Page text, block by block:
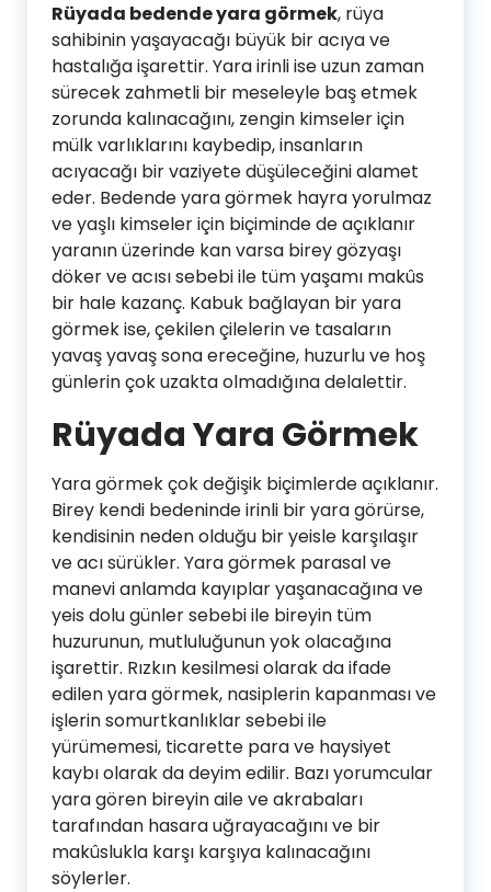
Rüyada bedende yara görmek, rüya
sahibinin yaşayacağı büyük bir acıya ve
hastalığa işarettir. Yara irinli ise uzun zaman
sürecek zahmetli bir meseleyle baş etmek
zorunda kalınacağını, zengin kimseler için
mülk varlıklarını kaybedip, insanların
acıyacağı bir vaziyete düşüleceğini alamet
eder. Bedende yara görmek hayra yorulmaz
ve yaşlı kimseler için biçiminde de açıklanır
yaranın üzerinde kan varsa birey gözyaşı
döker ve acısı sebebi ile tüm yaşamı makûs
bir hale kazanç. Kabuk bağlayan bir yara
görmek ise, çekilen çilelerin ve tasaların
yavaş yavaş sona ereceğine, huzurlu ve hoş
günlerin çok uzakta olmadığına delalettir.
Rüyada Yara Görmek
Yara görmek çok değişik biçimlerde açıklanır.
Birey kendi bedeninde irinli bir yara görürse,
kendisinin neden olduğu bir yeisle karşılaşır
ve acı sürükler. Yara görmek parasal ve
manevi anlamda kayıplar yaşanacağına ve
yeis dolu günler sebebi ile bireyin tüm
huzurunun, mutluluğunun yok olacağına
işarettir. Rızkın kesilmesi olarak da ifade
edilen yara görmek, nasiplerin kapanması ve
işlerin somurtkanlıklar sebebi ile
yürümemesi, ticarette para ve haysiyet
kaybı olarak da deyim edilir. Bazı yorumcular
yara gören bireyin aile ve akrabaları
tarafından hasara uğrayacağını ve bir
makûslukla karşı karşıya kalınacağını
söylerler.